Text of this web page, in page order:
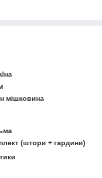
мішковина
(штори + гардини)